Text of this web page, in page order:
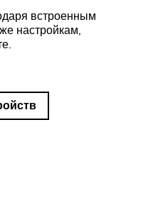
встроенным
настройкам,